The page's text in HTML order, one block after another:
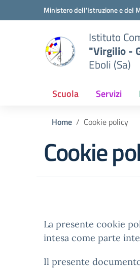
Vai ai contenuti
Vai al menu di navigazioneMinistero dell'Istruzione e del
Istituto
"Virgilio -
Eboli (Sa)
Scuola Servizi
Home Cookie policy
Cookie
La presente cookie
intesa come parte
Il presente